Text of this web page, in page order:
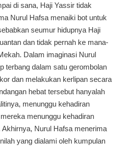
di sana, Haji Yassir tidak
Nurul Hafsa menaiki bot untuk
seumur hidupnya Haji
dan tidak pernah ke mana-
Dalam imaginasi Nurul
terbang dalam satu gerombolan
dan melakukan kerlipan secara
hebat tersebut hanyalah
menunggu kehadiran
menunggu kehadiran
Nurul Hafsa menerima
yang dialami oleh kumpulan